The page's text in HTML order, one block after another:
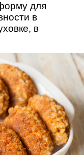
для
в
в